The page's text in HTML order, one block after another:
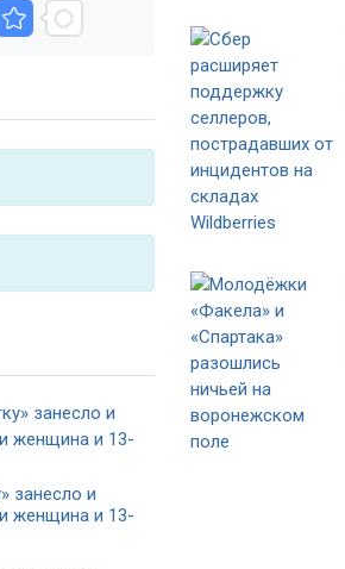
занесло и
женщина и 13-